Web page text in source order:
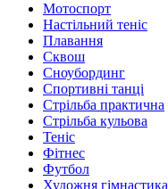
Мотоспорт
Настільний теніс
Плавання
Сквош
Сноубординг
Спортивні танці
Стрільба практична
Стрільба кульова
Теніс
Фітнес
Футбол
Художня гімнастика